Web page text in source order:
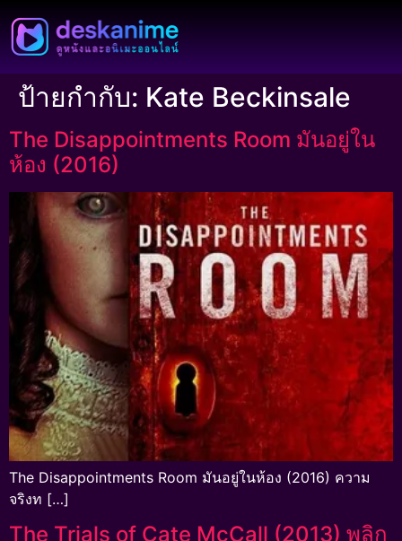
ป้ายกำกับ: Kate Beckinsale
The Disappointments Room มันอยู่ใน
ห้อง (2016)
The Disappointments Room มันอยู่ในห้อง (2016) ความ
จริงท […]
The Trials of Cate McCall (2013) พลิก